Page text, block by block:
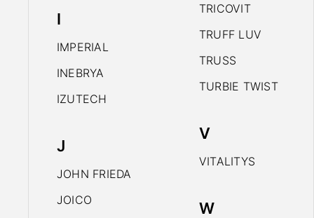
I
IMPERIAL
INEBRYA
IZUTECH
J
JOHN FRIEDA
JOICO
TRICOVIT
TRUFF LUV
TRUSS
TURBIE TWIST
V
VITALITYS
W